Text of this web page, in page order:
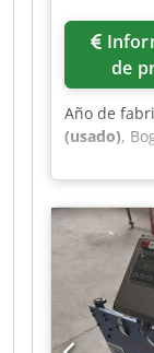
de
Año de
(usado),
para
norma
en
superior,
Adrock